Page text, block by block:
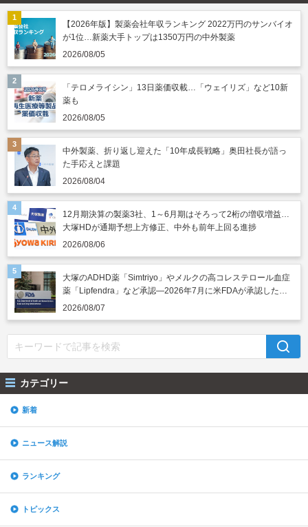
【2026年版】製薬会社年収ランキング 2022万円のサンバイオ
が1位…新薬大手トップは1350万円の中外製薬
2026/08/05
「テロメライシン」13日薬価収載…「ウェイリズ」など10新
薬も
2026/08/05
中外製薬、折り返し迎えた「10年成長戦略」奥田社長が語っ
た手応えと課題
2026/08/04
12月期決算の製薬3社、1～6月期はそろって2桁の増収増益…
大塚HDが通期予想上方修正、中外も前年上回る進捗
2026/08/06
大塚のADHD薬「Simtriyo」やメルクの高コレステロール血症
薬「Lipfendra」など承認―2026年7月に米FDAが承認した新
薬
2026/08/07
カテゴリー
新着
ニュース解説
ランキング
トピックス